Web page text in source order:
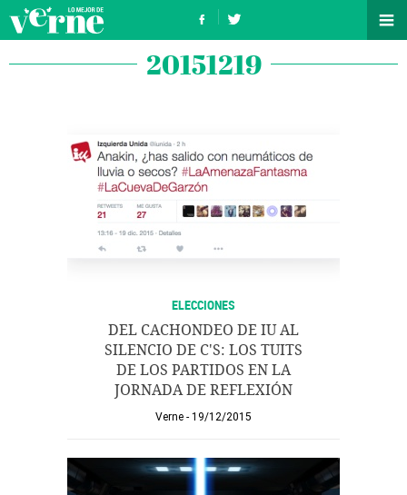
20151219
ELECCIONES
DEL CACHONDEO DE IU AL
SILENCIO DE C'S: LOS TUITS
DE LOS PARTIDOS EN LA
JORNADA DE REFLEXIÓN
Verne 19/12/2015